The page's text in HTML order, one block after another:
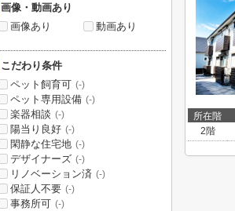
所在階
2階
画像・動画あり
画像あり
動画あり
こだわり条件
ペット飼育可 (-)
ペット専用設備 (-)
楽器相談 (-)
陽当り良好 (-)
閑静な住宅地 (-)
デザイナーズ (-)
リノベーション済 (-)
保証人不要 (-)
事務所可 (-)